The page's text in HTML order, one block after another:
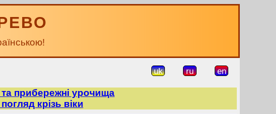
uk ru en
та прибережні урочища
крізь віки